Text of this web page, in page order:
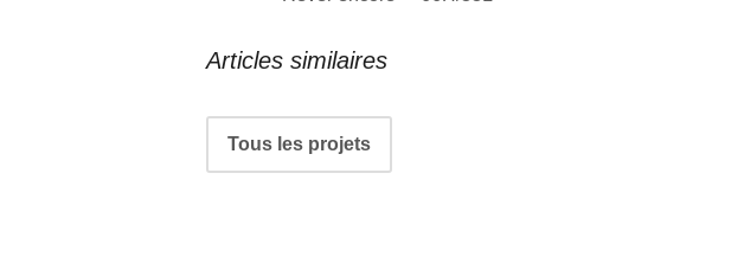
Articles similaires
de
Portfolio
Tous les projets